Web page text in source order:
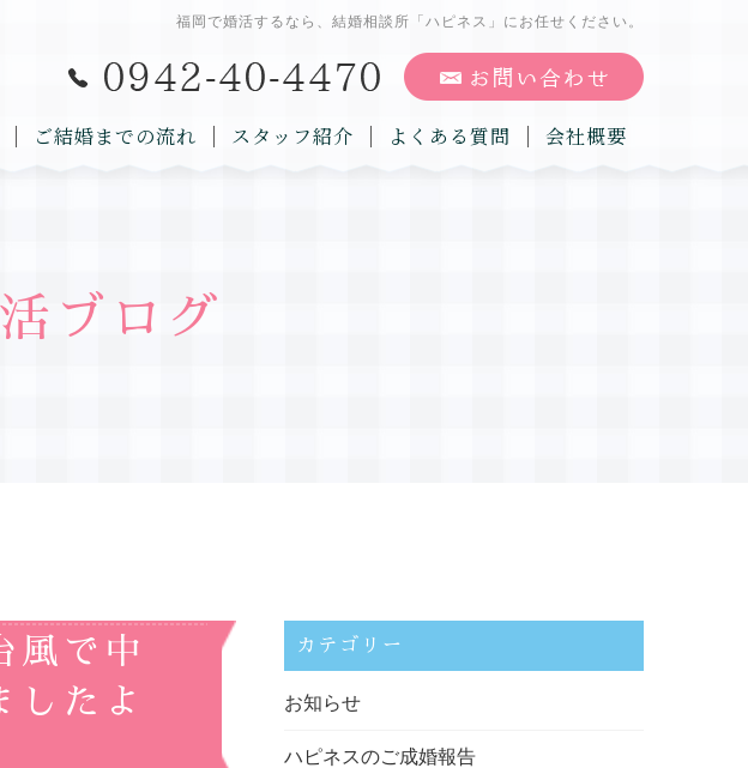
福岡で婚活するなら、結婚相談所「ハピネス」にお任せください。
ご結婚までの流れ スタッフ紹介 よくある質問 会社概要
ブログ
風で中
したよ
カテゴリー
お知らせ
ハピネスのご成婚報告